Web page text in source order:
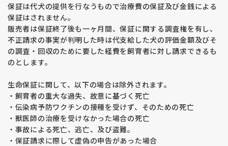
保証は代犬の提供を行なうもので治療費の保証及び金銭による
保証はされません。
販売者は保証終了後も一ヶ月間、保証に関する調査権を有し、
不正請求の事実が判明した時は代支給した犬の評価金額及びそ
の調査・回収のために要した経費を飼育者に対し請求できるも
のとします。
生命保証に関して、以下の場合は除外されます。
・飼育者の重大な過失、故意に基づく死亡
・伝染病予防ワクチンの接種を受けず、そのための死亡
・獣医師の治療を受けなかった場合の死亡
・事故による死亡、逃亡、及び盗難。
・保証請求に際して虚偽の申告があった場合